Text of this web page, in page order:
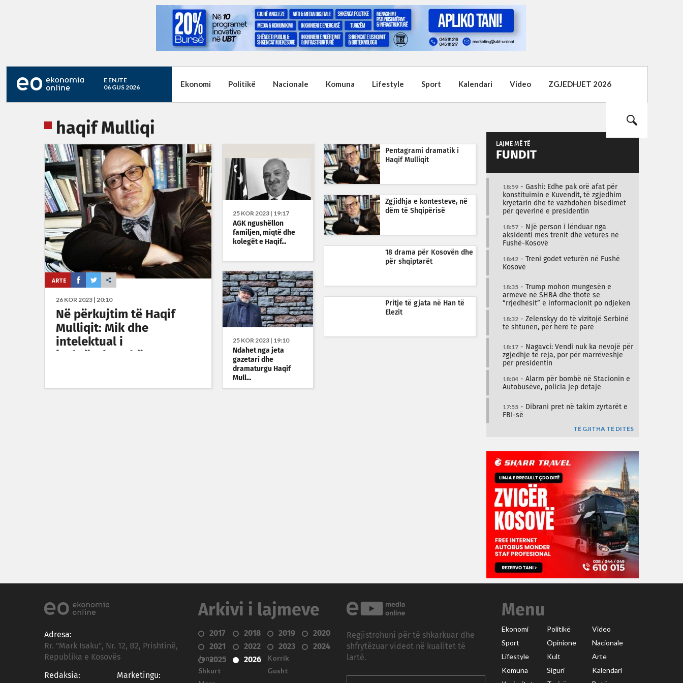
E ENJTE
06 GUS 2026
Ekonomi Politikë Nacionale Komuna Lifestyle Sport Kalendari Video ZGJEDHJET 2026
haqif Mulliqi
ARTE
26 KOR 2023 | 20:10
Në përkujtim të Haqif
Mulliqit: Mik dhe
intelektual i
25 KOR 2023 | 19:17
AGK ngushëllon
familjen, miqtë dhe
kolegët e Haqif...
25 KOR 2023 | 19:10
Ndahet nga jeta
gazetari dhe
dramaturgu Haqif
Mull...
Pentagrami dramatik i
Haqif Mulliqit
Zgjidhja e kontesteve, në
dëm të Shqipërisë
18 drama për Kosovën dhe
për shqiptarët
Pritje të gjata në Han të
Elezit
LAJME MË TË
FUNDIT
18:59 - Gashi: Edhe pak orë afat për
konstituimin e Kuvendit, të zgjedhim
kryetarin dhe të vazhdohen bisedimet
për qeverinë e presidentin
18:57 - Një person i lënduar nga
aksidenti mes trenit dhe veturës në
Fushë-Kosovë
18:42 - Treni godet veturën në Fushë
Kosovë
18:35 - Trump mohon mungesën e
armëve në SHBA dhe thotë se
“rrjedhësit” e informacionit po ndjeken
18:32 - Zelenskyy do të vizitojë Serbinë
të shtunën, për herë të parë
18:17 - Nagavci: Vendi nuk ka nevojë për
zgjedhje të reja, por për marrëveshje
për presidentin
18:04 - Alarm për bombë në Stacionin e
Autobusëve, policia jep detaje
17:55 - Dibrani pret në takim zyrtarët e
FBI-së
TË GJITHA TË DITËS
Adresa:
Rr. "Mark Isaku", Nr. 12, B2, Prishtinë,
Republika e Kosovës
Redaksia:
Marketingu:
Arkivi i lajmeve
2017 2018 2019
2020
2021
2022 2023
2024
2025
2026
Janar
Shkurt
Korrik
Gusht
Regjistrohuni për të shkarkuar dhe
shfrytëzuar videot në kualitet të
lartë.
Menu
Ekonomi Politikë
Video
Sport
Opinione
Nacionale
Lifestyle
Kult
Arte
Komuna
Siguri
Kalendari